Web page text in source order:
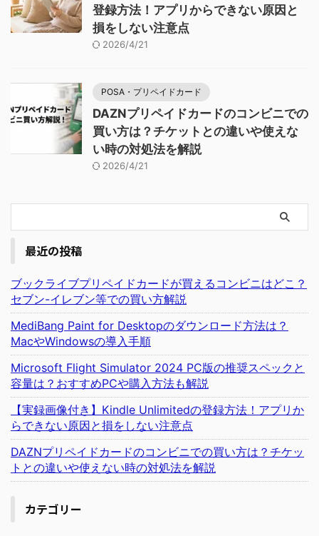
登録方法！アプリからできない原因と
損をしない注意点
2026/4/21
POSA・プリペイドカード
DAZNプリペイドカードのコンビニでの
買い方は？チケットとの違いや使えな
い時の対処法を解説
2026/4/21
最近の投稿
ブックライブプリペイドカードが買えるコンビニはどこ？
セブン-イレブン等での買い方解説
MediBang Paint for Desktopのダウンロード方法は？
MacやWindowsの導入手順
Microsoft Flight Simulator 2024 PC版の推奨スペックと
容量は？おすすめPCや購入方法も解説
【実録画像付き】Kindle Unlimitedの登録方法！アプリか
らできない原因と損をしない注意点
DAZNプリペイドカードのコンビニでの買い方は？チケッ
トとの違いや使えない時の対処法を解説
カテゴリー